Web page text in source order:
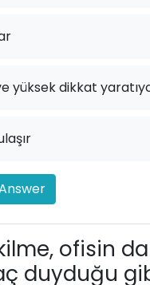
yüksek dikkat
ofisin
duyduğu